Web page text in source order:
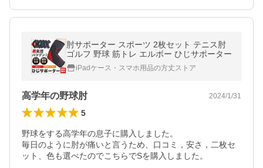
肘サポーター スポーツ 2枚セット テニス肘
ゴルフ 野球 筋トレ エルボー ひじサポーター
iPadケース・スマホ用品の方丈ストア
高学年の野球肘 2024/1/31
5
野球をする高学年の息子に購入しました。
毎日のように肘が痛いと言うため、口コミ，安さ，二枚セ
ット、色も選べたのでこちらでSを購入しました。